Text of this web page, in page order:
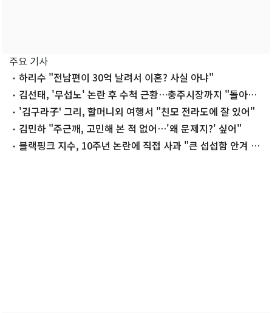
주요 기사
하리수 "전남편이 30억 날려서 이혼? 사실 아냐"
김선태, '무섭노' 논란 후 수척 근황…충주시장까지 "돌아올
생각 없냐?"
'김구라子' 그리, 할머니외 여행서 "친모 전라도에 잘 있어"
김민하 "주근깨, 고민해 본 적 없어…'왜 문제지?' 싶어"
블랙핑크 지수, 10주년 논란에 직접 사과 "큰 섭섭함 안겨 미